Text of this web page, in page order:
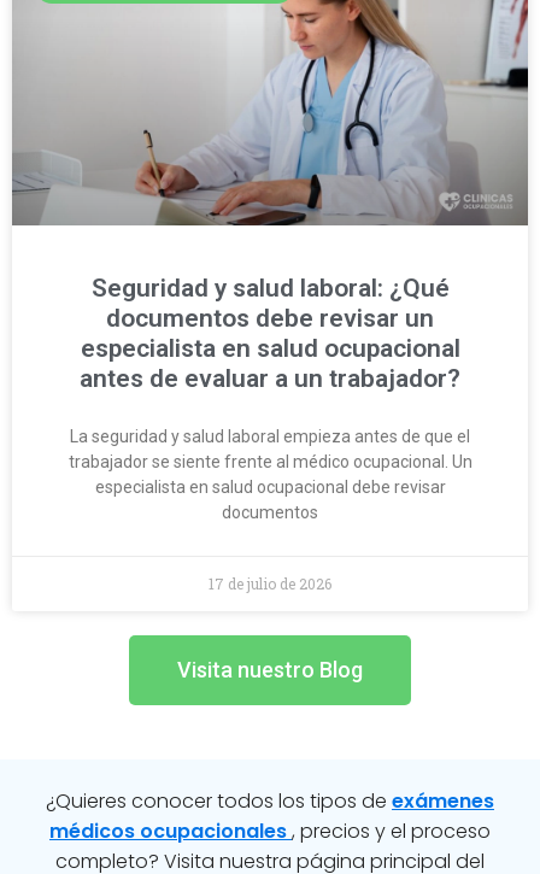
Seguridad y salud laboral: ¿Qué
documentos debe revisar un
especialista en salud ocupacional
antes de evaluar a un trabajador?
La seguridad y salud laboral empieza antes de que el
trabajador se siente frente al médico ocupacional. Un
especialista en salud ocupacional debe revisar
documentos
17 de julio de 2026
Visita nuestro Blog
¿Quieres conocer todos los tipos de exámenes
médicos ocupacionales, precios y el proceso
completo? Visita nuestra página principal del